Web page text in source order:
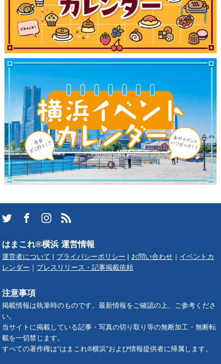
はまこれ®横浜 運営情報
運営者について | プライバシーポリシー | お問い合わせ ｜ イベントカ
レンダー ｜ プレスリリース・記事掲載依頼
注意事項
掲載情報は執筆時のものです。最新情報をご確認の上、ご参考くださ
い。
当サイトに掲載している記事・写真の切り取り等の無断加工・無断転
載を一切禁じます。
すべての著作権は“はまこれ®横浜”および情報提供者に帰属します。